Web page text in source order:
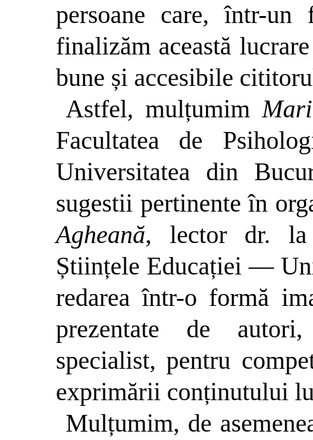
persoane care, într-
finalizăm această
bune și accesibile
Astfel, mulțumim
Facultatea de
Universitatea din
sugestii pertinente în
Agheană, lector dr. la
Științele Educației —
redarea într-o formă
prezentate de
specialist, pentru
exprimării conținutului
Mulțumim, de